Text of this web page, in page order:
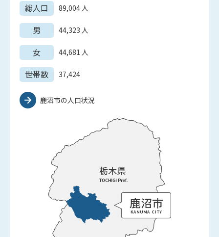
総人口 89,004人
男 44,323 人
女 44,681 人
世帯数 37,424
鹿沼市の人口状況